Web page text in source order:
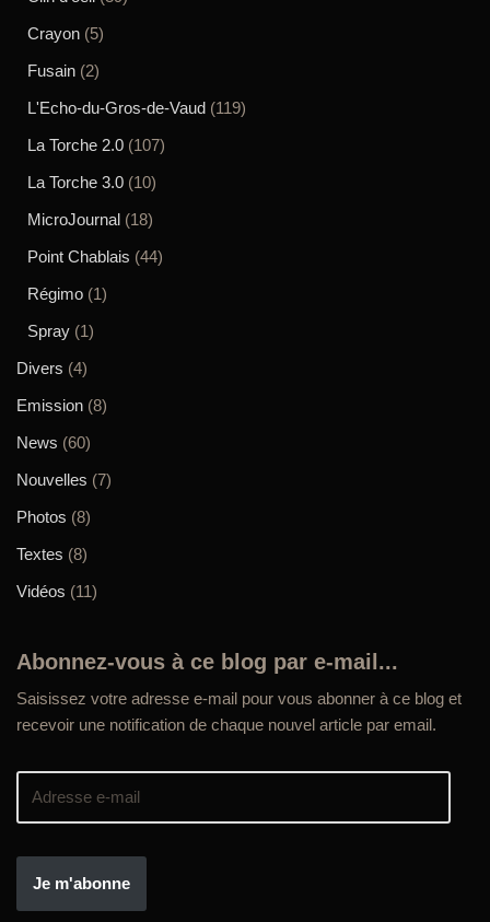
Crayon (5)
Fusain (2)
L'Echo-du-Gros-de-Vaud (119)
La Torche 2.0 (107)
La Torche 3.0 (10)
MicroJournal (18)
Point Chablais (44)
Régimo (1)
Spray (1)
Divers (4)
Emission (8)
News (60)
Nouvelles (7)
Photos (8)
Textes (8)
Vidéos (11)
Abonnez-vous à ce blog par e-mail...
Saisissez votre adresse e-mail pour vous abonner à ce blog et
recevoir une notification de chaque nouvel article par email.
Je m'abonne